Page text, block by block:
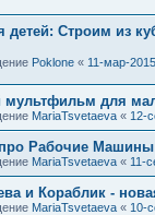
детей: Строим из
Poklone « 11-мар-
мультфильм для
MariaTsvetaeva « 12-
Рабочие Машины
MariaTsvetaeva « 11-
и Кораблик -
MariaTsvetaeva « 10-